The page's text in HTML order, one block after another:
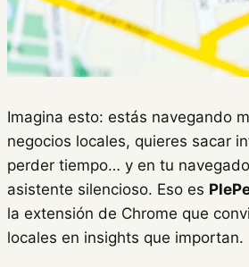
Imagina esto: estás navegando
negocios locales, quieres sacar
perder tiempo… y en tu
asistente silencioso. Eso es
la extensión de Chrome que
locales en insights que importan.